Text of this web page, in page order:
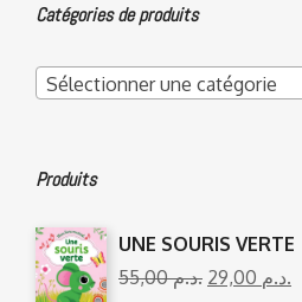
Catégories de produits
Sélectionner une catégorie
Produits
UNE SOURIS VERTE
55,00
د.م. 29,00 د.م.